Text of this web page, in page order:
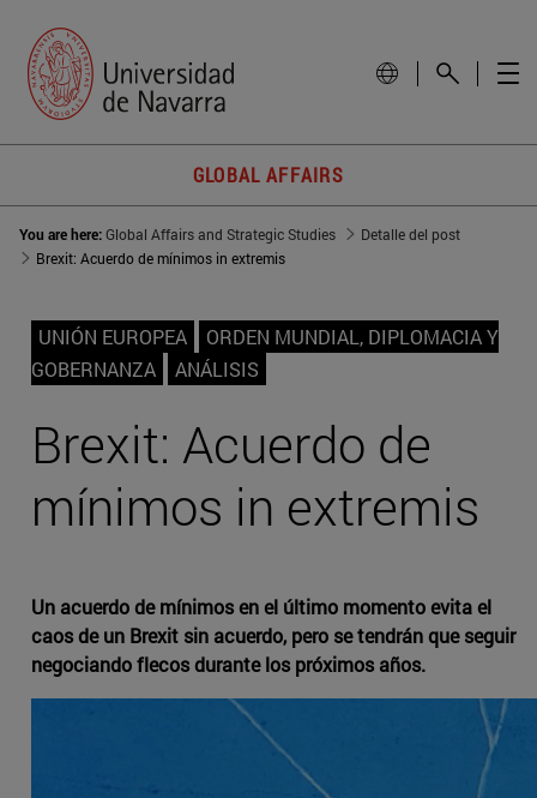
GLOBAL AFFAIRS
You are here:Global Affairs and Strategic Studies
Detalle del post
Brexit: Acuerdo de mínimos in extremis
UNIÓN EUROPEA
ORDEN MUNDIAL, DIPLOMACIA Y
GOBERNANZA
ANÁLISIS
Brexit: Acuerdo de
mínimos in extremis
Un acuerdo de mínimos en el último momento evita el
caos de un Brexit sin acuerdo, pero se tendrán que seguir
negociando flecos durante los próximos años.